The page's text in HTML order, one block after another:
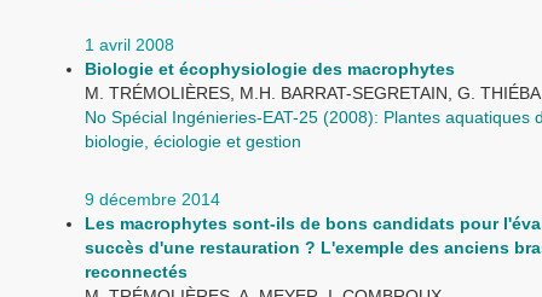
1 avril 2008
Biologie et écophysiologie des macrophytes
M. TRÉMOLIÈRES, M.H. BARRAT-SEGRETAIN, G.
No Spécial Ingénieries-EAT-25 (2008): Plantes aquatiques
biologie, éciologie et gestion
9 décembre 2014
Les macrophytes sont-ils de bons candidats pour
succès d'une restauration ? L'exemple des anciens
reconnectés